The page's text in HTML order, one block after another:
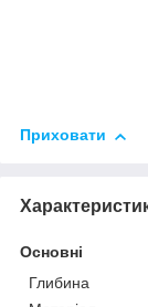
Приховати
Основні
Глибина